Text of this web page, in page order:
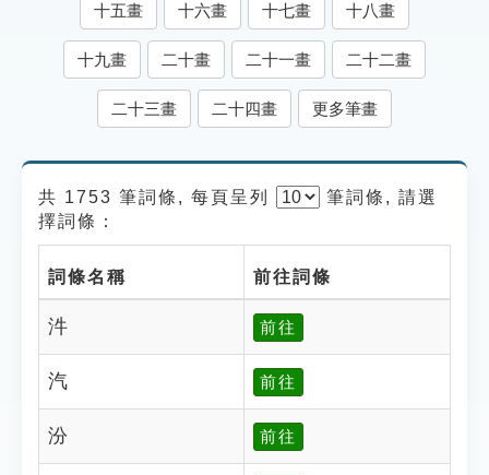
遊戲專區
貓頭鷹博士
十五畫 十六畫 十七畫 十八畫
十九畫 二十畫 二十一畫 二十二畫
二十三畫 二十四畫 更多筆畫
共 1753 筆詞條, 每頁呈列 筆詞條, 請選
擇詞條：
詞條名稱 前往詞條
汼 前往
汽 前往
汾 前往